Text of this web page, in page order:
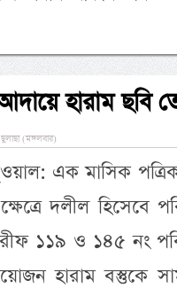
হারাম ছবি
(মঙ্গলবার)
এক মাসিক
দলীল হিসেবে
১১৯ ও ১৪৫ নং
হারাম বস্তুকে